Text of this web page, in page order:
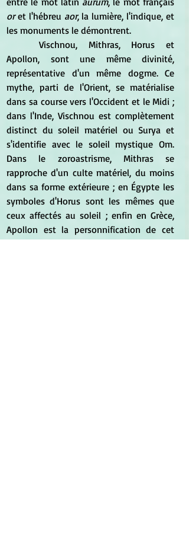
or et l'hébreu aor, la lumière, l'indique, et
les monuments le démontrent.
Apollon, sont une même divinité,
représentative d'un même dogme. Ce
mythe, parti de l'Orient, se matérialise
dans sa course vers l'Occident et le Midi ;
dans l'Inde, Vischnou est complètement
distinct du soleil matériel ou Surya et
s'identifie avec le soleil mystique Om.
Dans le zoroastrisme, Mithras se
rapproche d'un culte matériel, du moins
dans sa forme extérieure ; en Égypte les
symboles d'Horus sont les mêmes que
ceux affectés au soleil ; enfin en Grèce,
Apollon est la personnification de cet